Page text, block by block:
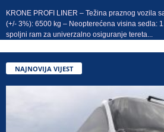
KRONE PROFI LINER – Težina praznog vozila
(+/- 3%): 6500 kg – Neopterećena visina sedla:
spoljni ram za univerzalno osiguranje tereta...
NAJNOVIJA VIJEST